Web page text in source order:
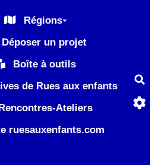
Régions
Déposer un projet
Boîte à outils
de Rues aux enfants
Ateliers
ruesauxenfants.com